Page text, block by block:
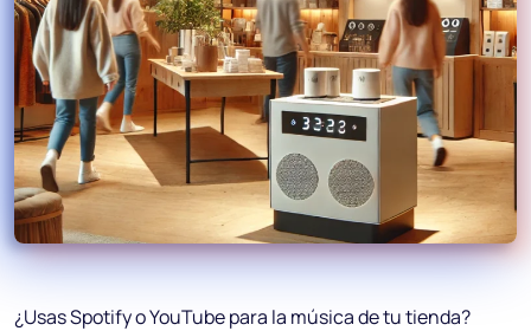
¿Usas Spotify o YouTube para la música de tu tienda?